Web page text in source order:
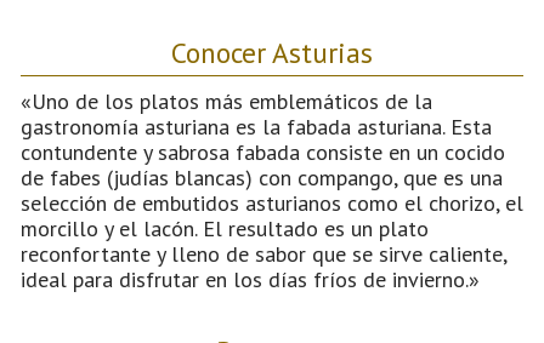
Conocer Asturias
«Uno de los platos más emblemáticos de la
gastronomía asturiana es la fabada asturiana. Esta
contundente y sabrosa fabada consiste en un cocido
de fabes (judías blancas) con compango, que es una
selección de embutidos asturianos como el chorizo, el
morcillo y el lacón. El resultado es un plato
reconfortante y lleno de sabor que se sirve caliente,
ideal para disfrutar en los días fríos de invierno.»